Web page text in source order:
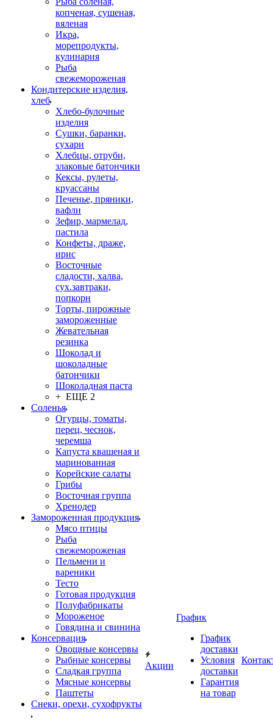
копченая, сушеная,
вяленая
Икра,
морепродукты,
кулинария
Рыба
свежемороженая
Кондитерские изделия,
хлеб
Хлебо-булочные
изделия
Сушки, баранки,
сухари
Хлебцы, отруби,
злаковые батончики
Кексы, рулеты,
круассаны
Печенье, пряники,
вафли
Зефир, мармелад,
пастила
Конфеты, драже,
ирис
Восточные
сладости, халва,
сух.завтраки,
попкорн
Торты, пирожные
замороженные
Жевательная
резинка
Шоколад и
шоколадные
батончики
Шоколадная паста
+ ЕЩЕ 2
Соленья
Огурцы, томаты,
перец, чеснок,
черемша
Капуста квашеная и
маринованная
Корейские салаты
Грибы
Восточная группа
Хренодер
Замороженная продукция
Мясо птицы
Рыба
свежемороженая
Пельмени и
вареники
Тесто
Готовая продукция
Полуфабрикаты
Мороженое
Говядина и свинина
Консервация
Овощные консервы
Рыбные консервы
Сладкая группа
Мясные консервы
Паштеты
Снеки, орехи, сухофрукты
Акции
График
График
доставки
Условия
доставки
Гарантия
на товар